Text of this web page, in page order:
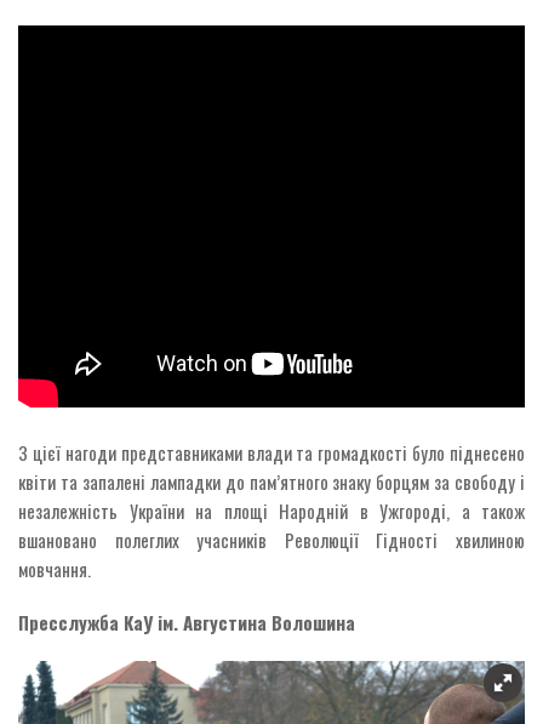
З цієї нагоди представниками влади та громадкості було піднесено
квіти та запалені лампадки до пам’ятного знаку борцям за свободу і
незалежність України на площі Народній в Ужгороді, а також
вшановано полеглих учасників Революції Гідності хвилиною
мовчання.
Пресслужба КаУ ім. Августина Волошина